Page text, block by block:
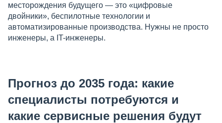
месторождения будущего — это «цифровые
двойники», беспилотные технологии и
автоматизированные производства. Нужны не просто
инженеры, а IT-инженеры.
Прогноз до 2035 года: какие
специалисты потребуются и
какие сервисные решения будут